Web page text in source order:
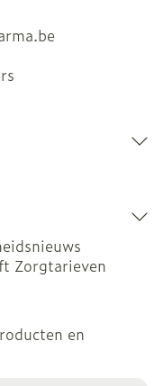
Zorgtarieven
en